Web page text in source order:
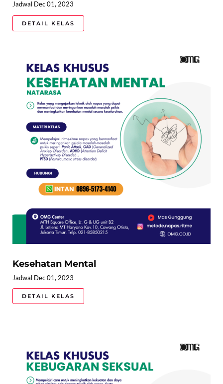
Jadwal Dec 01, 2023
DETAIL KELAS
Kesehatan Mental
Jadwal Dec 01, 2023
DETAIL KELAS